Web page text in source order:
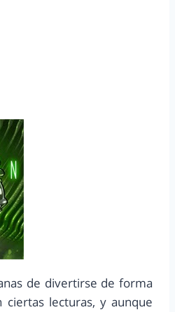
de divertirse de forma
ciertas lecturas, y aunque